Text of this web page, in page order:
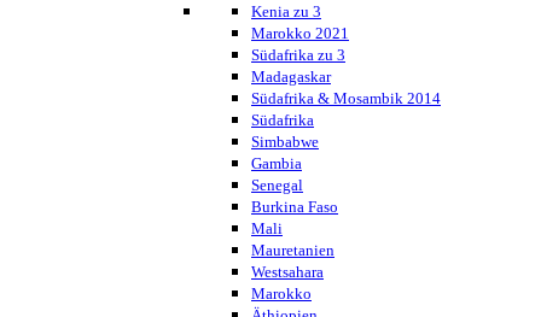
Kenia zu 3
Marokko 2021
Südafrika zu 3
Madagaskar
Südafrika & Mosambik 2014
Südafrika
Simbabwe
Gambia
Senegal
Burkina Faso
Mali
Mauretanien
Westsahara
Marokko